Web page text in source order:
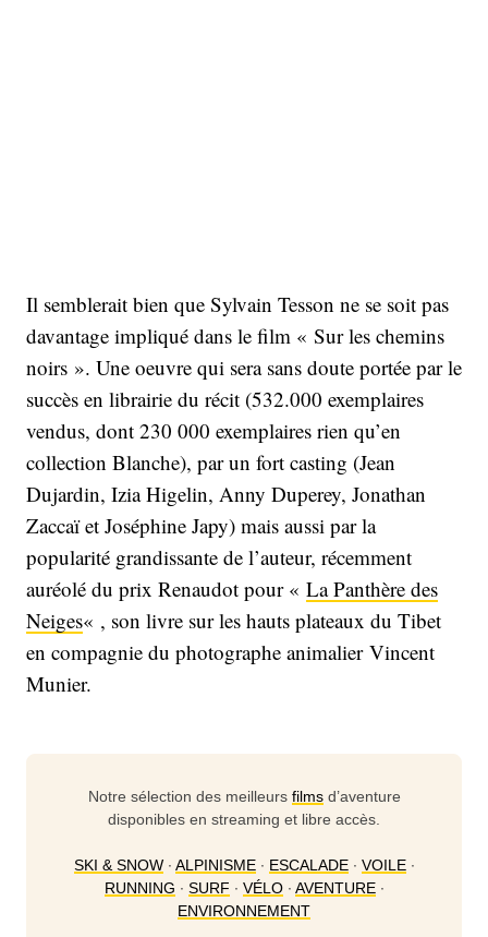
Il semblerait bien que Sylvain Tesson ne se soit pas
davantage impliqué dans le film « Sur les chemins
noirs ». Une oeuvre qui sera sans doute portée par le
succès en librairie du récit (532.000 exemplaires
vendus, dont 230 000 exemplaires rien qu’en
collection Blanche), par un fort casting (Jean
Dujardin, Izia Higelin, Anny Duperey, Jonathan
Zaccaï et Joséphine Japy) mais aussi par la
popularité grandissante de l’auteur, récemment
auréolé du prix Renaudot pour « La Panthère des
Neiges« , son livre sur les hauts plateaux du Tibet
en compagnie du photographe animalier Vincent
Munier.
Notre sélection des meilleurs filmsd’aventure
disponibles en streaming et libre accès.
SKI & SNOW∙ ALPINISME∙ ESCALADE∙ VOILE∙
RUNNING ∙ SURF ∙ VÉLO∙ AVENTURE∙
ENVIRONNEMENT